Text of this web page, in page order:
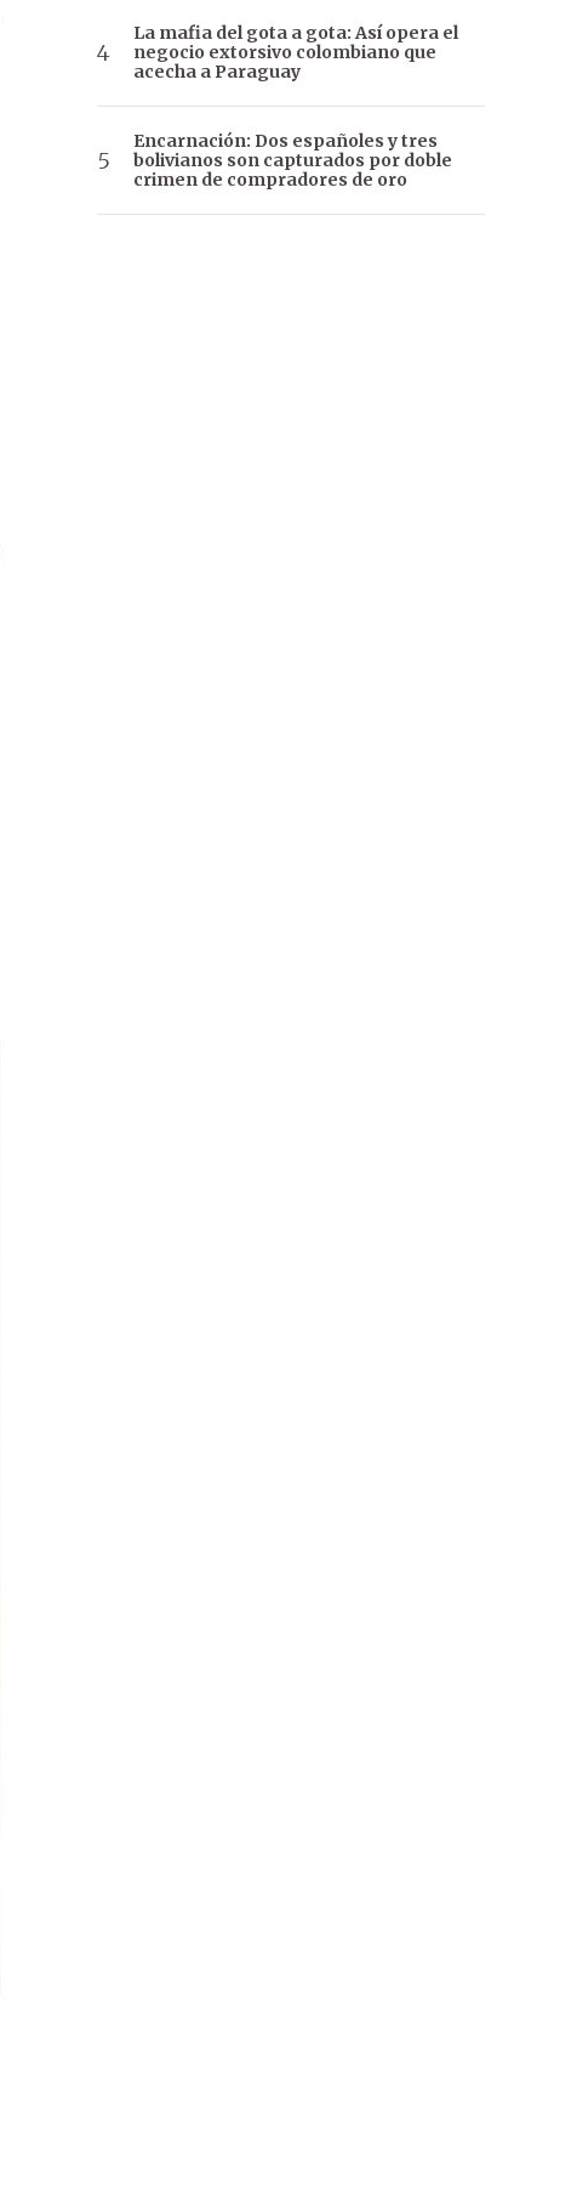
La mafia del gota a gota: Así opera el
negocio extorsivo colombiano que
acecha a Paraguay
Encarnación: Dos españoles y tres
bolivianos son capturados por doble
crimen de compradores de oro